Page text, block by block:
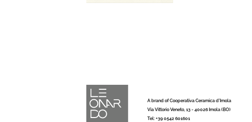
A brand of Cooperativa Ceramica d’Imola
Via Vittorio Veneto, 13 - 40026 Imola (BO)
Tel: +39 0542 601601